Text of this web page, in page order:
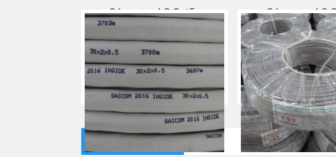
Cáp mạng LS Cat5e Cáp mạng LS
Mua
CÁP QUANG